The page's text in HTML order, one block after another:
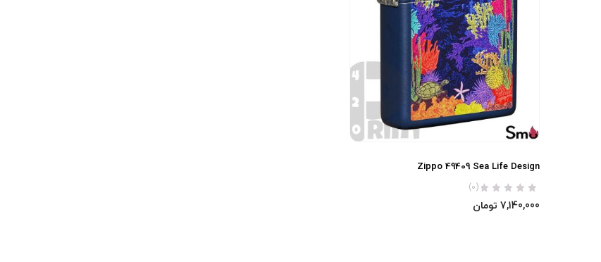
Zippo 49409 Sea Life Design
(0)
7,140,000 تومان